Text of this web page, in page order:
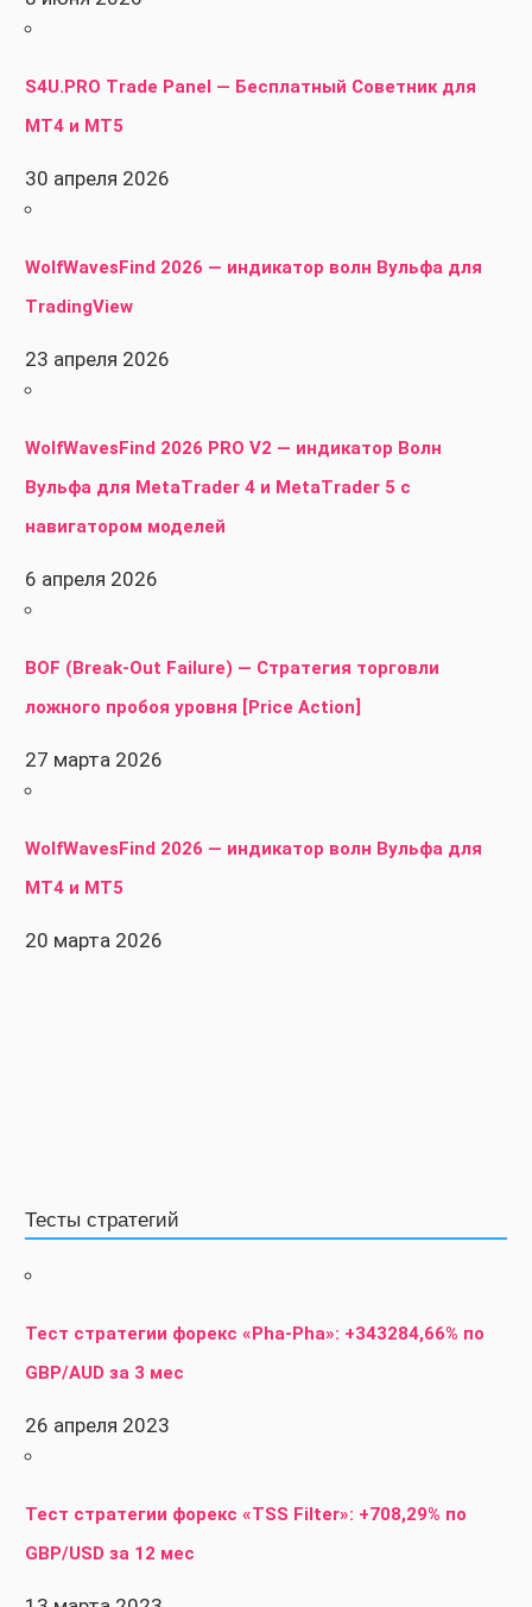
S4U.PRO Trade Panel — Бесплатный Советник для
MT4 и MT5
30 апреля 2026
WolfWavesFind 2026 — индикатор волн Вульфа для
TradingView
23 апреля 2026
WolfWavesFind 2026 PRO V2 — индикатор Волн
Вульфа для MetaTrader 4 и MetaTrader 5 с
навигатором моделей
6 апреля 2026
BOF (Break-Out Failure) — Стратегия торговли
ложного пробоя уровня [Price Action]
27 марта 2026
WolfWavesFind 2026 — индикатор волн Вульфа для
MT4 и MT5
20 марта 2026
Тесты стратегий
Тест стратегии форекс «Pha-Pha»: +343284,66% по
GBP/AUD за 3 мес
26 апреля 2023
Тест стратегии форекс «TSS Filter»: +708,29% по
GBP/USD за 12 мес